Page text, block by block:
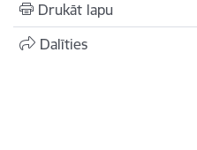
Drukāt lapu
Dalīties